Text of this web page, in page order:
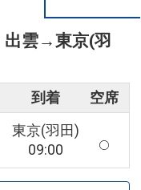
出雲→東京(羽
到着 空席
東京(羽田)
09:00